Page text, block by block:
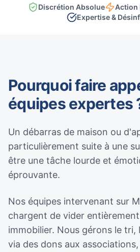
Discrétion Absolue
Action
Expertise &
Pourquoi faire
équipes expertes
Un débarras de maison ou
particulièrement suite à une
être une tâche lourde et
éprouvante.
Nos équipes intervenant sur
chargent de vider
immobilier. Nous gérons le tri,
via des dons aux